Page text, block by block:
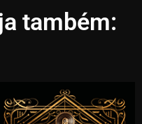
também: